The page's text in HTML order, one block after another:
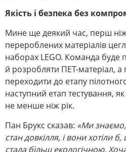
Якість і безпека без
Мине ще деякий час, перш ніж
перероблених матеріалів
наборах LEGO. Команда буде
й розробляти ПЕТ-матеріал, а
переходити до етапу
наступний етап тестування,
не менше ніж рік.
Пан Брукс сказав: «Ми
стан довкілля, і вони хотіли
стала більш екологічною.